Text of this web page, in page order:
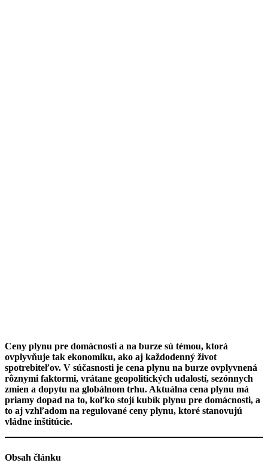
Ceny plynu pre domácnosti a na burze sú témou, ktorá
ovplyvňuje tak ekonomiku, ako aj každodenný život
spotrebiteľov. V súčasnosti je cena plynu na burze ovplyvnená
rôznymi faktormi, vrátane geopolitických udalostí, sezónnych
zmien a dopytu na globálnom trhu. Aktuálna cena plynu má
priamy dopad na to, koľko stojí kubík plynu pre domácnosti, a
to aj vzhľadom na regulované ceny plynu, ktoré stanovujú
vládne inštitúcie.
Obsah článku